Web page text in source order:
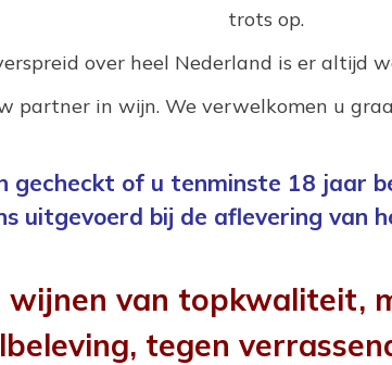
trots op.
over heel Nederland is er altijd
partner in wijn. We verwelkomen u
gecheckt of u tenminste 18 jaar
uitgevoerd bij de aflevering van
wijnen van topkwaliteit,
tegen